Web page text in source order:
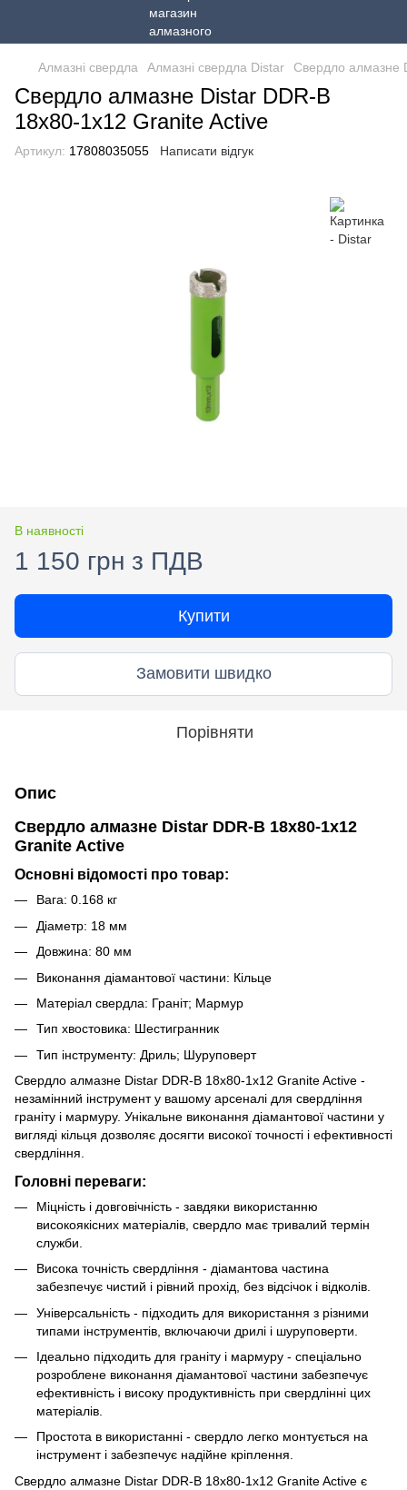
Алмазні свердла Алмазні свердла Distar Свердло алмазне
Свердло алмазне Distar DDR-B
18x80-1x12 Granite Active
Артикул: 17808035055 Написати відгук
В наявності
1 150 грн з ПДВ
Купити
Замовити швидко
Порівняти
Опис
Свердло алмазне Distar DDR-B 18x80-1x12
Granite Active
Основні відомості про товар:
Вага: 0.168 кг
Діаметр: 18 мм
Довжина: 80 мм
Виконання діамантової частини: Кільце
Матеріал свердла: Граніт; Мармур
Тип хвостовика: Шестигранник
Тип інструменту: Дриль; Шуруповерт
Свердло алмазне Distar DDR-B 18x80-1x12 Granite Active -
незамінний інструмент у вашому арсеналі для свердління
граніту і мармуру. Унікальне виконання діамантової частини у
вигляді кільця дозволяє досягти високої точності і ефективності
свердління.
Головні переваги:
Міцність і довговічність - завдяки використанню
високоякісних матеріалів, свердло має тривалий термін
служби.
Висока точність свердління - діамантова частина
забезпечує чистий і рівний прохід, без відсічок і відколів.
Універсальність - підходить для використання з різними
типами інструментів, включаючи дрилі і шуруповерти.
Ідеально підходить для граніту і мармуру - спеціально
розроблене виконання діамантової частини забезпечує
ефективність і високу продуктивність при свердлінні цих
матеріалів.
Простота в використанні - свердло легко монтується на
інструмент і забезпечує надійне кріплення.
Свердло алмазне Distar DDR-B 18x80-1x12 Granite Active є